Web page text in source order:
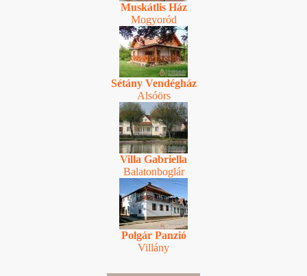
Muskátlis Ház
Mogyoród
Sétány Vendégház
Alsóörs
Villa Gabriella
Balatonboglár
Polgár Panzió
Villány